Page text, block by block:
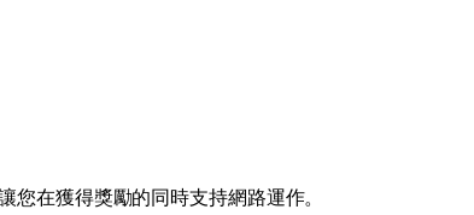
在獲得獎勵的同時支持網路運作。